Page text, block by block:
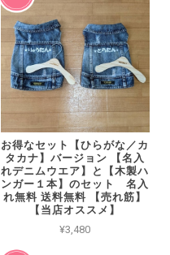
お得なセット【ひらがな／カ
タカナ】バージョン 【名入
れデニムウエア】と【木製ハ
ンガー１本】のセット 名入
れ無料 送料無料 【売れ筋】
【当店オススメ】
¥3,480